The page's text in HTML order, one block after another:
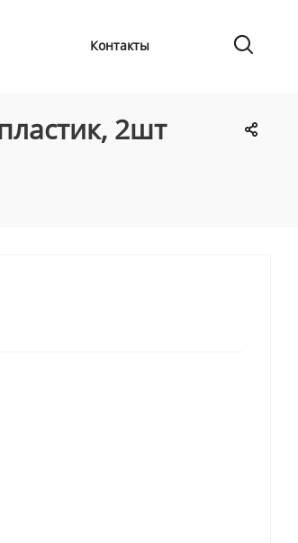
Контакты
2шт